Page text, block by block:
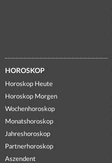
HOROSKOP
Horoskop Heute
Horoskop Morgen
Wochenhoroskop
Monatshoroskop
Jahreshoroskop
Partnerhoroskop
Aszendent